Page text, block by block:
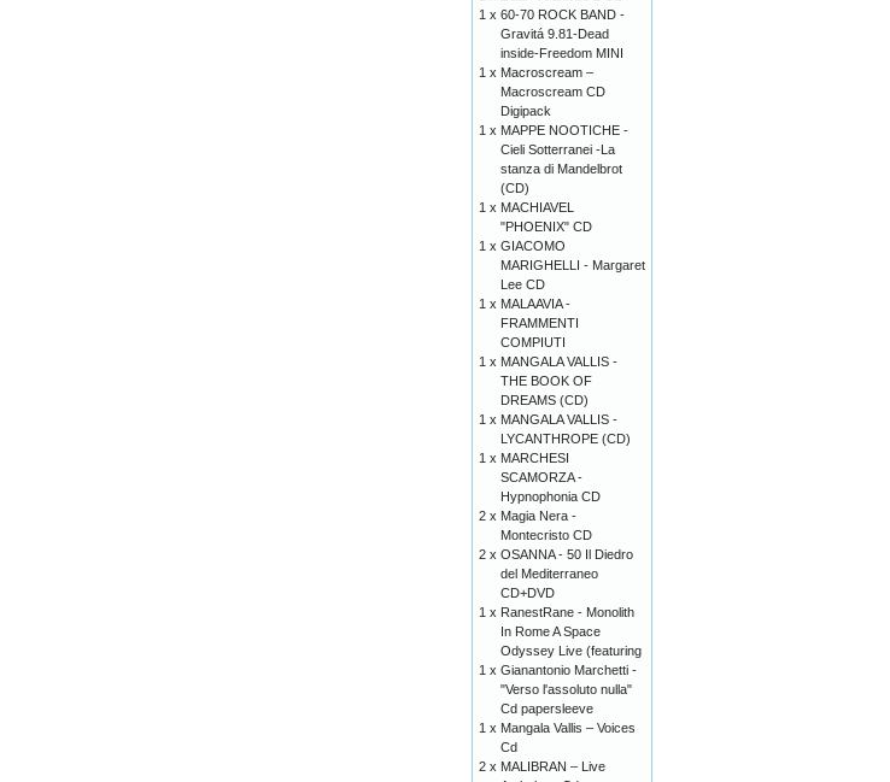
1 x 60-70 ROCK BAND -
Gravitá 9.81-Dead
inside-Freedom MINI
1 x Macroscream –
Macroscream CD
Digipack
1 x MAPPE NOOTICHE -
Cieli Sotterranei -La
stanza di Mandelbrot
(CD)
1 x MACHIAVEL
"PHOENIX" CD
1 x GIACOMO
MARIGHELLI - Margaret
Lee CD
1 x MALAAVIA -
FRAMMENTI
COMPIUTI
1 x MANGALA VALLIS -
THE BOOK OF
DREAMS (CD)
1 x MANGALA VALLIS -
LYCANTHROPE (CD)
1 x MARCHESI
SCAMORZA -
Hypnophonia CD
2 x Magia Nera -
Montecristo CD
2 x OSANNA - 50 Il Diedro
del Mediterraneo
CD+DVD
1 x RanestRane - Monolith
In Rome A Space
Odyssey Live (featuring
1 x Gianantonio Marchetti -
"Verso l'assoluto nulla"
Cd papersleeve
1 x Mangala Vallis – Voices
Cd
2 x MALIBRAN – Live